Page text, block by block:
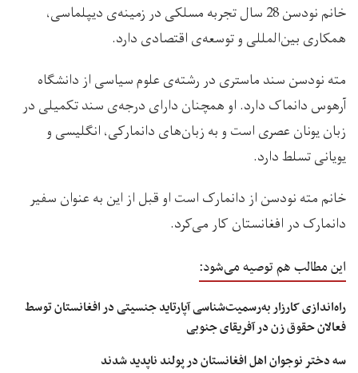
خانم نودسن 28 سال تجربه مسلکی در زمینه‌ی دیپلماسی،
همکاری بین‌المللی و توسعه‌ی اقتصادی دارد.
مته نودسن سند ماستری در رشته‌ی علوم سیاسی از دانشگاه
آرهوس دانماک دارد. او همچنان دارای درجه‌ی سند تکمیلی در
زبان یونان عصری است و به زبان‌های دانمارکی، انگلیسی و
یویانی تسلط دارد.
خانم مته نودسن از دانمارک است او قبل از این به عنوان سفیر
دانمارک در افغانستان کار می‌کرد.
این مطالب هم توصیه می‌شود:
راه‌اندازی کارزار به‌رسمیت‌شناسی آپارتاید جنسیتی در افغانستان توسط
فعالان حقوق زن در آفریقای جنوبی
سه دختر نوجوان اهل افغانستان در پولند ناپدید شدند